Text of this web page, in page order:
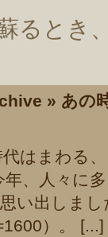
るとき
» あの
はまわる、
、人々に
い出しま
）。 [...]